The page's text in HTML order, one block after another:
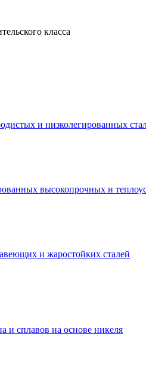
класса
и низколегированных
высокопрочных и
и жаростойких сталей
и сплавов на основе никеля